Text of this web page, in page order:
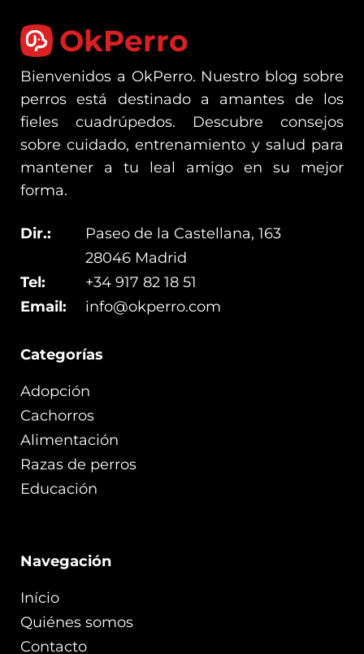
Categorías
Adopción
Cachorros
Alimentación
Razas de perros
Educación
Navegación
Início
Quiénes somos
Contacto
OkPerro
Bienvenidos a OkPerro. Nuestro blog sobre
perros está destinado a amantes de los
fieles cuadrúpedos. Descubre consejos
sobre cuidado, entrenamiento y salud para
mantener a tu leal amigo en su mejor
forma.
Dir.:
Paseo de la Castellana, 163
28046 Madrid
Tel:
+34 917 82 18 51
Email:
info@okperro.com